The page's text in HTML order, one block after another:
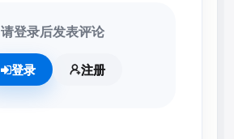
请登录后发表评论
登录 注册